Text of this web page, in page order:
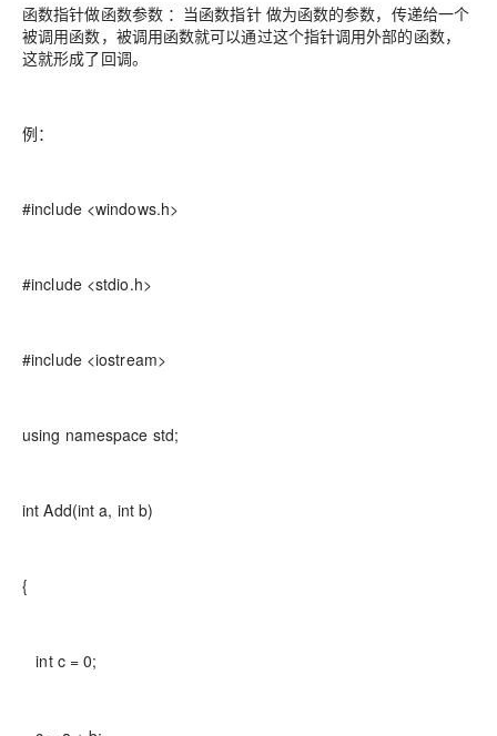
函数指针做函数参数 ：当函数指针 做为函数的参数，传递给一个
被调用函数，被调用函数就可以通过这个指针调用外部的函数，
这就形成了回调。
例：
#include <windows.h>
#include <stdio.h>
#include <iostream>
using namespace std;
int Add(int a, int b)
{
int c = 0;